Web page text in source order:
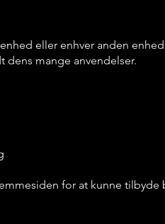
eller enhver anden
mange anvendelser.
for at kunne